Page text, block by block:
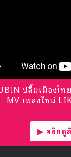
ปลื้มเมืองไ
MV เพลงใหม่
▶ คลิกดูสั